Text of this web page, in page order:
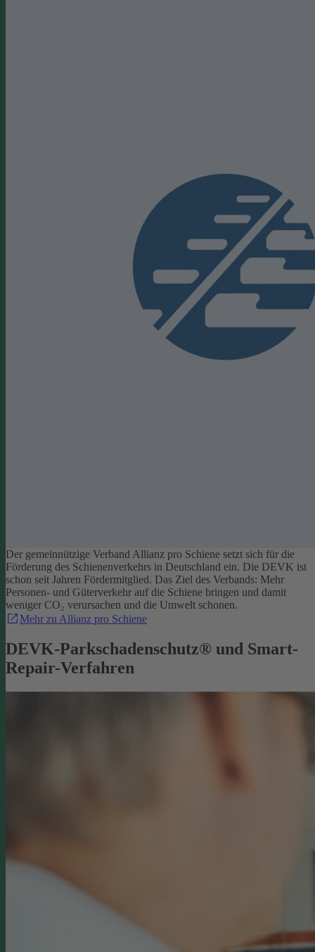
Der gemeinnützige Verband Allianz pro Schiene setzt sich für die
Förderung des Schienenverkehrs in Deutschland ein. Die DEVK ist
schon seit Jahren Fördermitglied. Das Ziel des Verbands: Mehr
Personen- und Güterverkehr auf die Schiene bringen und damit
weniger CO₂ verursachen und die Umwelt schonen.
Mehr zu Allianz pro Schiene
DEVK-Parkschadenschutz® und Smart-
Repair-Verfahren